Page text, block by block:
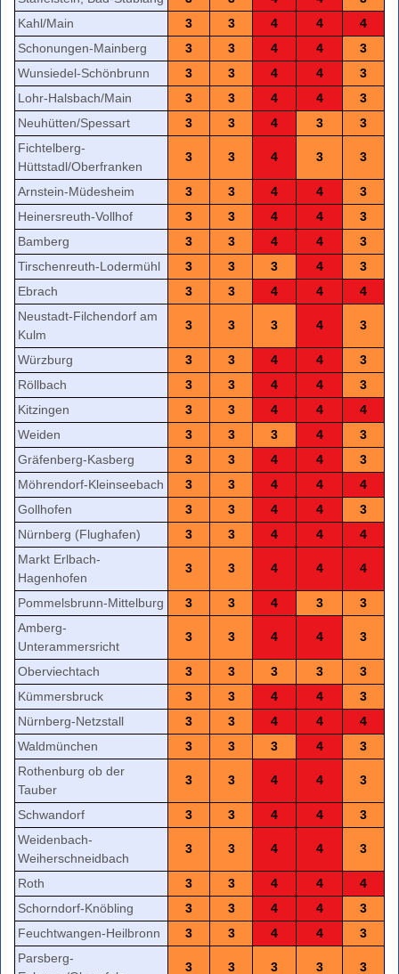
Kahl/Main
3 3 4 4
4
Schonungen-Mainberg
3 3 4 4
3
Wunsiedel-Schönbrunn
3 3 4 4
3
Lohr-Halsbach/Main
3 3 4 4
3
Neuhütten/Spessart
3 3 4 3
3
Fichtelberg-
Hüttstadl/Oberfranken
3 3 4 3 3
Arnstein-Müdesheim 3 3 4 4
3
Heinersreuth-Vollhof
3 3 4 4
3
Bamberg
3 3 4 4
3
Tirschenreuth-Lodermühl
3 3 3 4
3
Ebrach
3 3 4 4
4
Neustadt-Filchendorf am
Kulm
3 3 3 4 3
Würzburg 3 3 4 4
3
Röllbach
3 3 4 4
3
Kitzingen
3 3 4 4
4
Weiden
3 3 3 4
3
Gräfenberg-Kasberg
3 3 4 4
3
Möhrendorf-Kleinseebach
3 3 4 4
4
Gollhofen
3 3 4 4
3
Nürnberg (Flughafen)
3 3 4 4
4
Markt Erlbach-
Hagenhofen
3 3 4 4 4
Pommelsbrunn-Mittelburg 3 3 4 3
3
Amberg-
Unterammersricht
3 3 4 4 3
Oberviechtach 3 3 3 3
3
Kümmersbruck
3 3 4 4
3
Nürnberg-Netzstall
3 3 4 4
4
Waldmünchen
3 3 3 4
3
Rothenburg ob der
Tauber
3 3 4 4 3
Schwandorf 3 3 4 4
3
Weidenbach-
Weiherschneidbach
3 3 4 4 3
Roth 3 3 4 4
4
Schorndorf-Knöbling
3 3 4 4
3
Feuchtwangen-Heilbronn
3 3 4 4
3
Parsberg-
3 3 3 3 3